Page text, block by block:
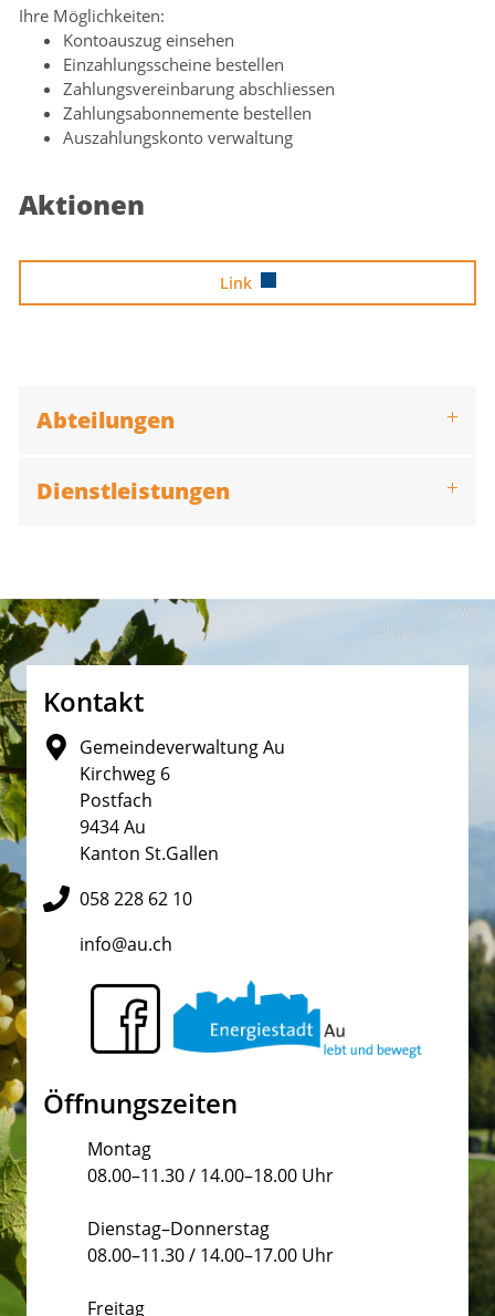
Ihre Möglichkeiten:
Kontoauszug einsehen
Einzahlungsscheine bestellen
Zahlungsvereinbarung abschliessen
Zahlungsabonnemente bestellen
Auszahlungskonto verwaltung
Aktionen
Link
Abteilungen
Dienstleistungen
Fusszeile
Kontakt
Gemeindeverwaltung Au
Kirchweg 6
Postfach
9434 Au
Kanton St.Gallen
058 228 62 10
info@au.ch
Öffnungszeiten
Montag
08.00–11.30 / 14.00–18.00 Uhr
Dienstag–Donnerstag
08.00–11.30 / 14.00–17.00 Uhr
Freitag